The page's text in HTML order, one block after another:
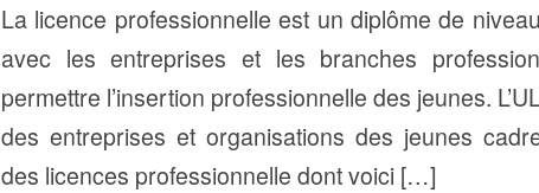
La licence professionnelle est un diplôme de
avec les entreprises et les branches
permettre l’insertion professionnelle des jeunes.
des entreprises et organisations des jeunes
des licences professionnelle dont voici […]